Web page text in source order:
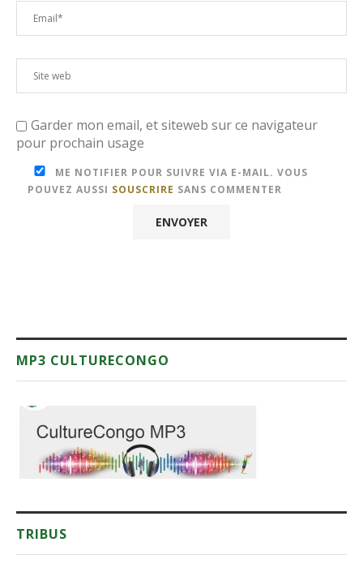
Garder mon email, et siteweb sur ce navigateur
pour prochain usage
ME NOTIFIER POUR SUIVRE VIA E-MAIL. VOUS
POUVEZ AUSSI SOUSCRIRE SANS COMMENTER
MP3 CULTURECONGO
TRIBUS